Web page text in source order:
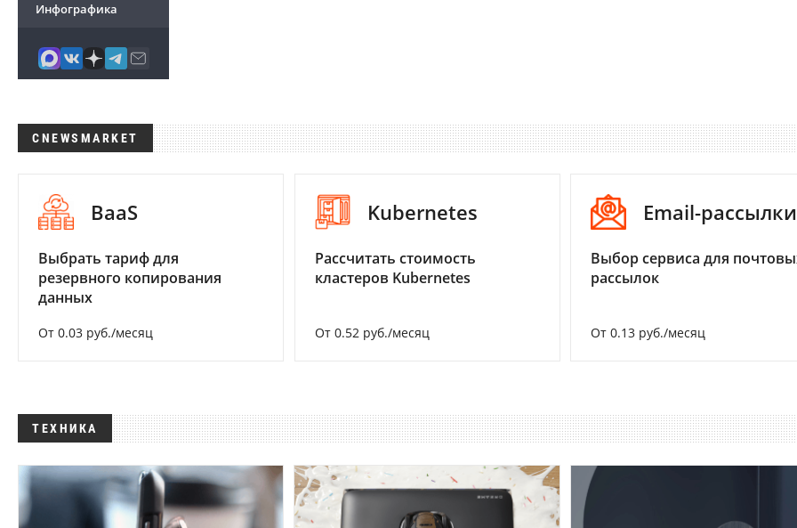
Инфографика
CNEWSMARKET
BaaS
Выбрать тариф для
резервного копирования
данных
От 0.03 руб./месяц
Kubernetes
Рассчитать стоимость
кластеров Kubernetes
От 0.52 руб./месяц
Email-рассылки
Выбор сервиса для
рассылок
От 0.13 руб./месяц
ТЕХНИКА